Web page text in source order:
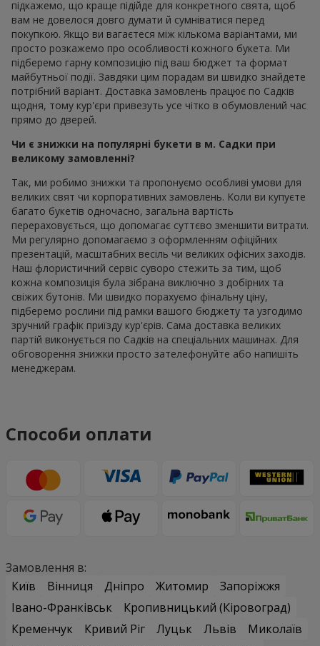
підкажемо, що краще підійде для конкретного свята, щоб
вам не довелося довго думати й сумніватися перед
покупкою. Якщо ви вагаєтеся між кількома варіантами, ми
просто розкажемо про особливості кожного букета. Ми
підберемо гарну композицію під ваш бюджет та формат
майбутньої події. Завдяки цим порадам ви швидко знайдете
потрібний варіант. Доставка замовлень працює по Садків
щодня, тому кур'єри привезуть усе чітко в обумовлений час
прямо до дверей.
Чи є знижки на популярні букети в м. Садки при
великому замовленні?
Так, ми робимо знижки та пропонуємо особливі умови для
великих свят чи корпоративних замовлень. Коли ви купуєте
багато букетів одночасно, загальна вартість
перераховується, що допомагає суттєво зменшити витрати.
Ми регулярно допомагаємо з оформленням офіційних
презентацій, масштабних весіль чи великих офісних заходів.
Наш флористичний сервіс суворо стежить за тим, щоб
кожна композиція була зібрана виключно з добірних та
свіжих бутонів. Ми швидко порахуємо фінальну ціну,
підберемо рослини під рамки вашого бюджету та узгодимо
зручний графік приїзду кур'єрів. Сама доставка великих
партій виконується по Садків на спеціальних машинах. Для
обговорення знижки просто зателефонуйте або напишіть
менеджерам.
Способи оплати
Замовлення в:
Київ
Вінниця Дніпро Житомир
Запоріжжя
Івано-Франківськ
Кропивницький (Кіровоград)
Кременчук
Кривий Ріг Луцьк Львів
Миколаїв